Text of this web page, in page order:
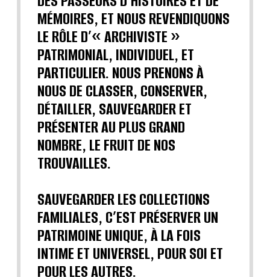
MÉMOIRES, ET NOUS REVENDIQUONS
LE RÔLE D’« ARCHIVISTE »
PATRIMONIAL, INDIVIDUEL, ET
PARTICULIER. NOUS PRENONS À
NOUS DE CLASSER, CONSERVER,
DÉTAILLER, SAUVEGARDER ET
PRÉSENTER AU PLUS GRAND
NOMBRE, LE FRUIT DE NOS
TROUVAILLES.
SAUVEGARDER LES COLLECTIONS
FAMILIALES, C’EST PRÉSERVER UN
PATRIMOINE UNIQUE, À LA FOIS
INTIME ET UNIVERSEL, POUR SOI ET
POUR LES AUTRES.